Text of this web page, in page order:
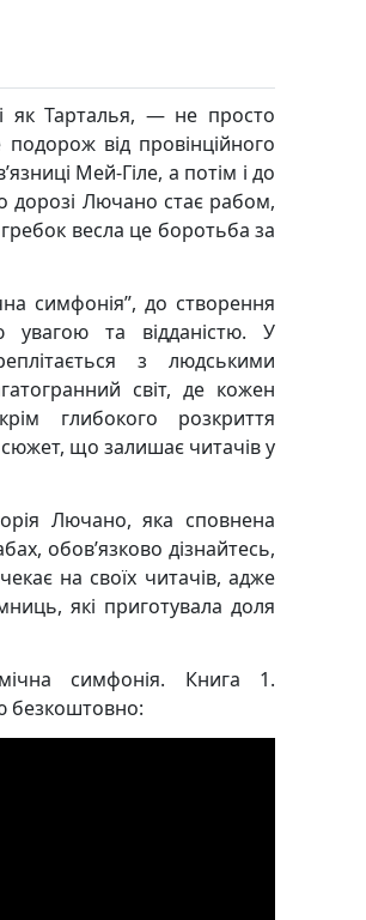
як Тарталья, — не просто
від провінційного
Мей-Гіле, а потім і до
дорозі Лючано стає рабом,
весла це боротьба за
симфонія”, до створення
увагою та відданістю. У
з людськими
світ, де кожен
глибокого розкриття
що залишає читачів у
Лючано, яка сповнена
обов’язково дізнайтесь,
на своїх читачів, адже
які приготувала доля
симфонія. Книга 1.
безкоштовно: